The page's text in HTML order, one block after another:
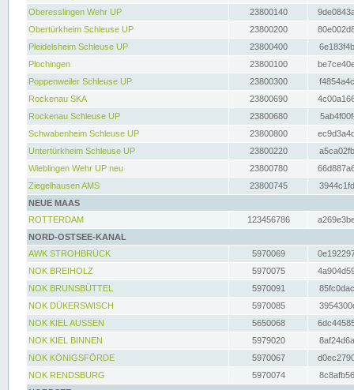
Oberesslingen Wehr UP
23800140
Obertürkheim Schleuse UP
23800200
Pleidelsheim Schleuse UP
23800400
Plochingen
23800100
Poppenweiler Schleuse UP
23800300
Rockenau SKA
23800690
Rockenau Schleuse UP
23800680
Schwabenheim Schleuse UP
23800800
Untertürkheim Schleuse UP
23800220
Wieblingen Wehr UP neu
23800780
Ziegelhausen AMS
23800745
NEUE MAAS
ROTTERDAM
123456786
NORD-OSTSEE-KANAL
AWK STROHBRÜCK
5970069
NOK BREIHOLZ
5970075
NOK BRUNSBÜTTEL
5970091
NOK DÜKERSWISCH
5970085
NOK KIEL AUSSEN
5650068
NOK KIEL BINNEN
5979020
NOK KÖNIGSFÖRDE
5970067
NOK RENDSBURG
5970074